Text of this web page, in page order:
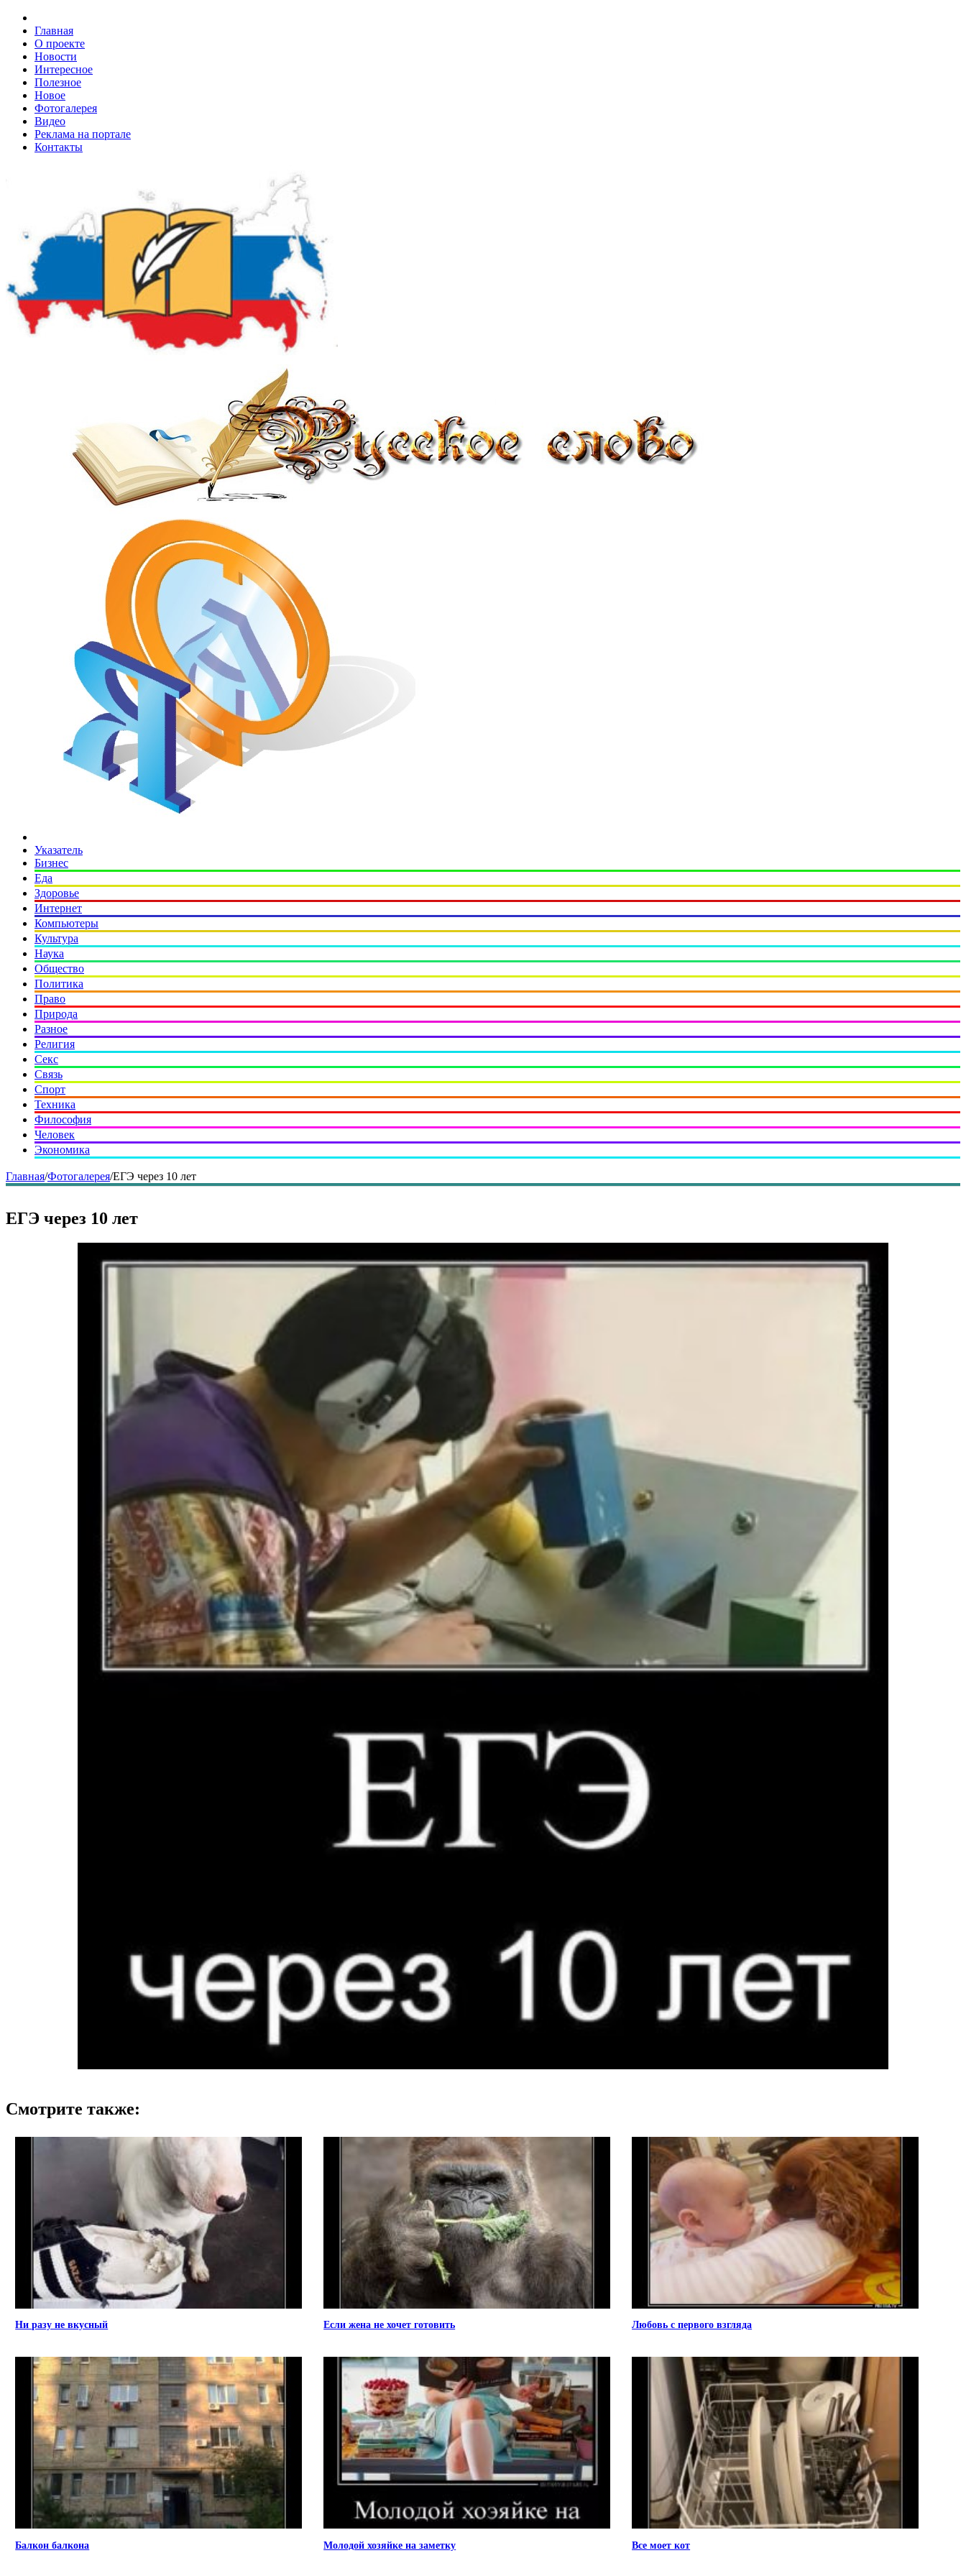
Главная
О проекте
Новости
Интересное
Полезное
Новое
Фотогалерея
Видео
Реклама на портале
Контакты
Указатель
Бизнес
Еда
Здоровье
Интернет
Компьютеры
Культура
Наука
Общество
Политика
Право
Природа
Разное
Религия
Секс
Связь
Спорт
Техника
Философия
Человек
Экономика
Главная/Фотогалерея/ЕГЭ через 10 лет
ЕГЭ через 10 лет
Смотрите также:
Ни разу не вкусный Если жена не хочет готовить Любовь с первого взгляда
Балкон балкона Молодой хозяйке на заметку Все моет кот